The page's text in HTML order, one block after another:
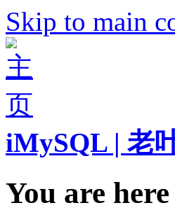
Skip to main
iMySQL | 老
You are here